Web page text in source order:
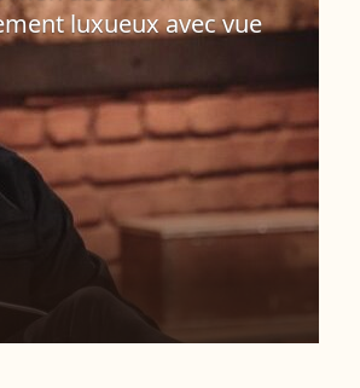
luxueux avec vue